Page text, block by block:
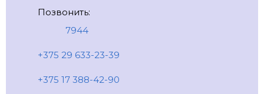
Позвонить:
7944
+375 29 633-23-39
+375 17 388-42-90